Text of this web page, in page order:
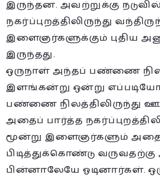
இருந்தன. அவற்றுக்கு
நகர்ப்புறத்திலிருந்து
இளைஞர்களுக்கும் புதிய
இருந்தது.
ஒருநாள் அந்தப் பண்ணை
இளங்கன்று ஒன்று எப்படியோ
பண்ணை நிலத்திலிருந்து
அதைப் பார்த்த
மூன்று இளைஞர்களும்
பிடித்துக்கொண்டு
பின்னாலேயே ஓடினார்கள்.